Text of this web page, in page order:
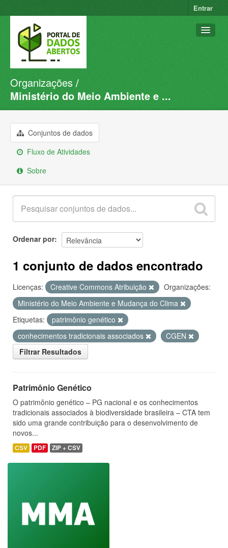
Entrar
Conjuntos de dados
Organizações
Sobre
Organizações
Ministério do Meio Ambiente e ...
Conjuntos de dados
Fluxo de Atividades
Sobre
Ordenar por
1 conjunto de dados encontrado
Licenças: Creative Commons Atribuição
Organizações:
Ministério do Meio Ambiente e Mudança do Clima
Etiquetas:
patrimônio genético
conhecimentos tradicionais associados
CGEN
Filtrar Resultados
Patrimônio Genético
O patrimônio genético – PG nacional e os conhecimentos
tradicionais associados à biodiversidade brasileira – CTA tem
sido uma grande contribuição para o desenvolvimento de
novos...
CSV PDF ZIP + CSV